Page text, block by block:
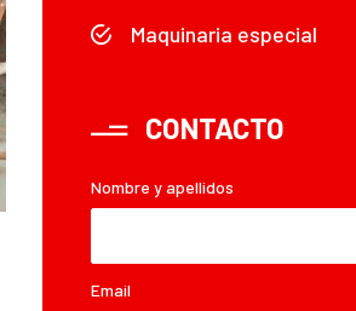
Maquinaria especial
CONTACTO
Nombre y apellidos
Email